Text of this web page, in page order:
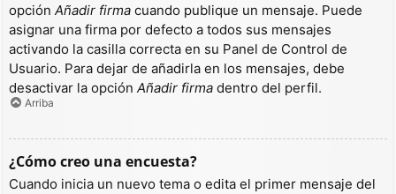
opción Añadir firma cuando publique un mensaje. Puede
asignar una firma por defecto a todos sus mensajes
activando la casilla correcta en su Panel de Control de
Usuario. Para dejar de añadirla en los mensajes, debe
desactivar la opción Añadir firma dentro del perfil.
Arriba
¿Cómo creo una encuesta?
Cuando inicia un nuevo tema o edita el primer mensaje del